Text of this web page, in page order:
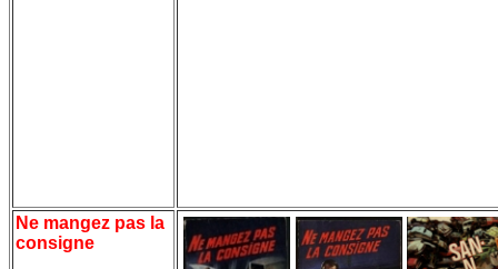
Ne mangez pas la
consigne